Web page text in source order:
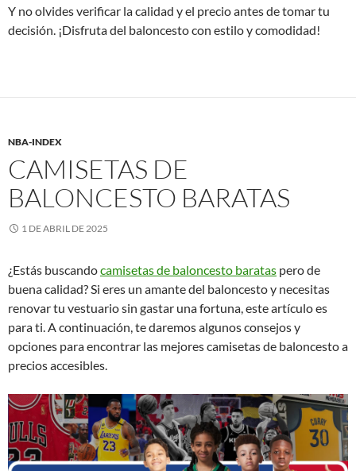
Y no olvides verificar la calidad y el precio antes de tomar tu
decisión. ¡Disfruta del baloncesto con estilo y comodidad!
NBA-INDEX
CAMISETAS DE
BALONCESTO BARATAS
1 DE ABRIL DE 2025
¿Estás buscandocamisetas de baloncesto baratas pero de
buena calidad? Si eres un amante del baloncesto y necesitas
renovar tu vestuario sin gastar una fortuna, este artículo es
para ti. A continuación, te daremos algunos consejos y
opciones para encontrar las mejores camisetas de baloncesto a
precios accesibles.